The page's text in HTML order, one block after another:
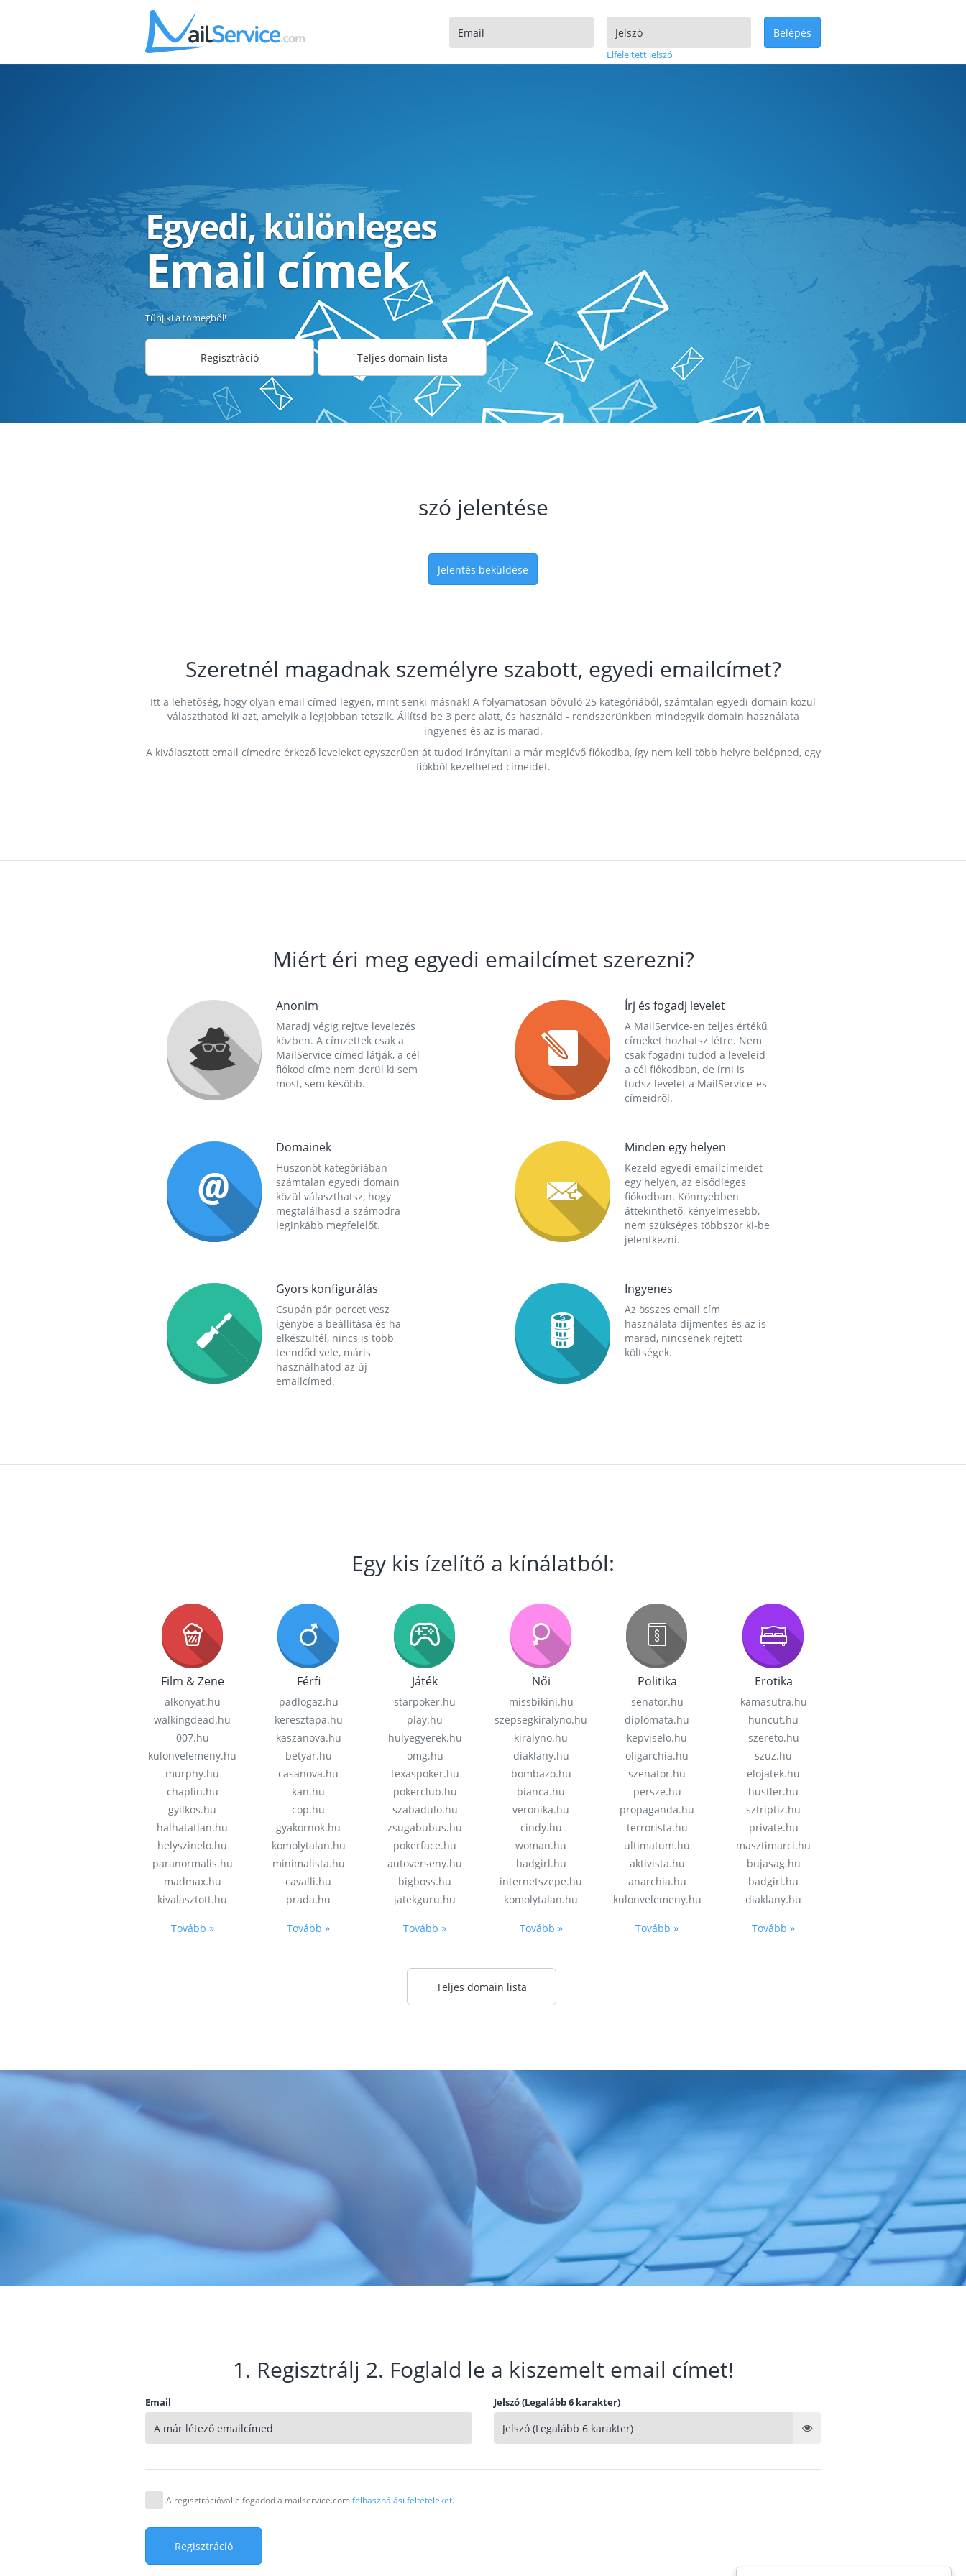
Elfelejtett jelszó
Belépés
Egyedi, különleges
Email címek
Tűnj ki a tömegből!
Regisztráció Teljes domain lista
szó jelentése
Jelentés beküldése
Szeretnél magadnak személyre szabott, egyedi emailcímet?
Itt a lehetőség, hogy olyan email címed legyen, mint senki másnak! A folyamatosan bővülő 25 kategóriából, számtalan egyedi domain közül
választhatod ki azt, amelyik a legjobban tetszik. Állítsd be 3 perc alatt, és használd - rendszerünkben mindegyik domain használata
ingyenes és az is marad.
A kiválasztott email címedre érkező leveleket egyszerűen át tudod irányítani a már meglévő fiókodba, így nem kell több helyre belépned, egy
fiókból kezelheted címeidet.
Miért éri meg egyedi emailcímet szerezni?
Anonim
Maradj végig rejtve levelezés
közben. A címzettek csak a
MailService címed látják, a cél
fiókod címe nem derül ki sem
most, sem később.
Írj és fogadj levelet
A MailService-en teljes értékű
címeket hozhatsz létre. Nem
csak fogadni tudod a leveleid
a cél fiókodban, de írni is
tudsz levelet a MailService-es
címeidről.
Domainek
Huszonöt kategóriában
számtalan egyedi domain
közül választhatsz, hogy
megtalálhasd a számodra
leginkább megfelelőt.
Minden egy helyen
Kezeld egyedi emailcímeidet
egy helyen, az elsődleges
fiókodban. Könnyebben
áttekinthető, kényelmesebb,
nem szükséges többször ki-be
jelentkezni.
Gyors konfigurálás
Csupán pár percet vesz
igénybe a beállítása és ha
elkészültél, nincs is több
teendőd vele, máris
használhatod az új
emailcímed.
Ingyenes
Az összes email cím
használata díjmentes és az is
marad, nincsenek rejtett
költségek.
Egy kis ízelítő a kínálatból:
Film & Zene
alkonyat.hu
walkingdead.hu
007.hu
kulonvelemeny.hu
murphy.hu
chaplin.hu
gyilkos.hu
halhatatlan.hu
helyszinelo.hu
paranormalis.hu
madmax.hu
kivalasztott.hu
Tovább »
Férfi
padlogaz.hu
keresztapa.hu
kaszanova.hu
betyar.hu
casanova.hu
kan.hu
cop.hu
gyakornok.hu
komolytalan.hu
minimalista.hu
cavalli.hu
prada.hu
Tovább »
Játék
starpoker.hu
play.hu
hulyegyerek.hu
omg.hu
texaspoker.hu
pokerclub.hu
szabadulo.hu
zsugabubus.hu
pokerface.hu
autoverseny.hu
bigboss.hu
jatekguru.hu
Tovább »
Női
missbikini.hu
szepsegkiralyno.hu
kiralyno.hu
diaklany.hu
bombazo.hu
bianca.hu
veronika.hu
cindy.hu
woman.hu
badgirl.hu
internetszepe.hu
komolytalan.hu
Tovább »
Politika
senator.hu
diplomata.hu
kepviselo.hu
oligarchia.hu
szenator.hu
persze.hu
propaganda.hu
terrorista.hu
ultimatum.hu
aktivista.hu
anarchia.hu
kulonvelemeny.hu
Tovább »
Erotika
kamasutra.hu
huncut.hu
szereto.hu
szuz.hu
elojatek.hu
hustler.hu
sztriptiz.hu
private.hu
masztimarci.hu
bujasag.hu
badgirl.hu
diaklany.hu
Tovább »
Teljes domain lista
1. Regisztrálj 2. Foglald le a kiszemelt email címet!
Email Jelszó (Legalább 6 karakter)
A regisztrációval elfogadod a mailservice.comfelhasználási feltételeket.
Regisztráció